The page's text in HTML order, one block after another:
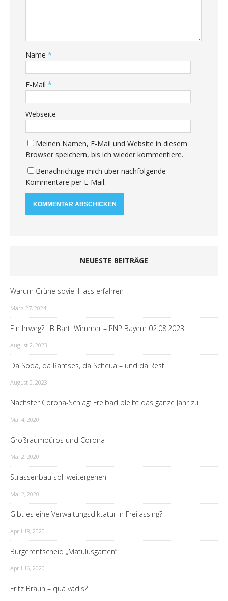
Name *
E-Mail *
Webseite
Meinen Namen, E-Mail und Website in diesem
Browser speichern, bis ich wieder kommentiere.
Benachrichtige mich über nachfolgende
Kommentare per E-Mail.
NEUESTE BEITRÄGE
Warum Grüne soviel Hass erfahren
März 27, 2024
Ein Irrweg? LB Bartl Wimmer – PNP Bayern 02.08.2023
August 2, 2023
Da Söda, da Ramses, da Scheua – und da Rest
August 2, 2023
Nächster Corona-Schlag: Freibad bleibt das ganze Jahr zu
Mai 4, 2020
Großraumbüros und Corona
Mai 2, 2020
Strassenbau soll weitergehen
Mai 2, 2020
Gibt es eine Verwaltungsdiktatur in Freilassing?
April 18, 2020
Bürgerentscheid „Matulusgarten“
April 16, 2020
Fritz Braun – qua vadis?